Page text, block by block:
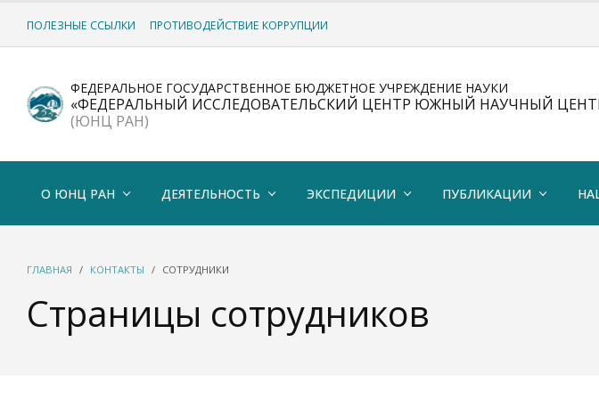
ПОЛЕЗНЫЕ ССЫЛКИ ПРОТИВОДЕЙСТВИЕ КОРРУПЦИИ
ФЕДЕРАЛЬНОЕ ГОСУДАРСТВЕННОЕ БЮДЖЕТНОЕ УЧРЕЖДЕНИЕ НАУКИ
«ФЕДЕРАЛЬНЫЙ ИССЛЕДОВАТЕЛЬСКИЙ ЦЕНТР ЮЖНЫЙ НАУЧНЫЙ
(ЮНЦ РАН)
О ЮНЦ РАН ДЕЯТЕЛЬНОСТЬ ЭКСПЕДИЦИИ ПУБЛИКАЦИИ
ГЛАВНАЯ КОНТАКТЫ СОТРУДНИКИ
Страницы сотрудников